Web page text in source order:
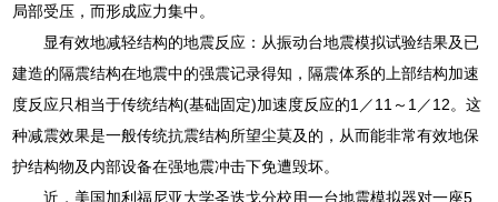
局部受压，而形成应力集中。
显有效地减轻结构的地震反应：从振动台地震模拟试验结果及已
建造的隔震结构在地震中的强震记录得知，隔震体系的上部结构加速
度反应只相当于传统结构(基础固定)加速度反应的1／11～1／12。这
种减震效果是一般传统抗震结构所望尘莫及的，从而能非常有效地保
护结构物及内部设备在强地震冲击下免遭毁坏。
近，美国加利福尼亚大学圣迭戈分校用一台地震模拟器对一座5